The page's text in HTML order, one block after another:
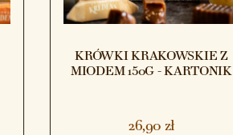
KRÓWKI KRAKOWSKIE Z
MIODEM 150G - KARTONIK
26,90 zł